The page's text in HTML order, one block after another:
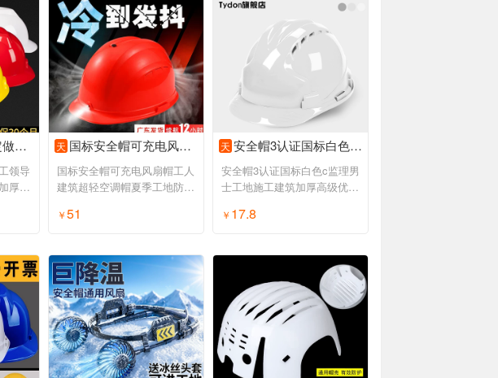
定制男
领导
厚头
天 国标安全帽可充电风扇帽工人建筑超轻空调帽夏季工地防晒遮阳头盔
国标安全帽可充电风扇帽工人
建筑超轻空调帽夏季工地防晒
￥51
天 安全帽3认证国标白色c监理男士工地施工建筑加厚高级优质头盔定制
安全帽3认证国标白色c监理男
士工地施工建筑加厚高级优质
￥ 17.8